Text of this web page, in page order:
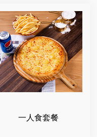
一人食套餐